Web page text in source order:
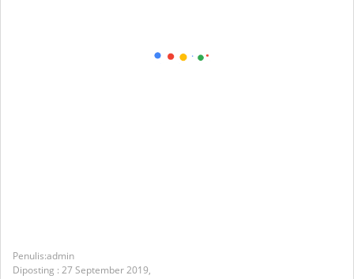
admin
Diposting : 27 September 2019,